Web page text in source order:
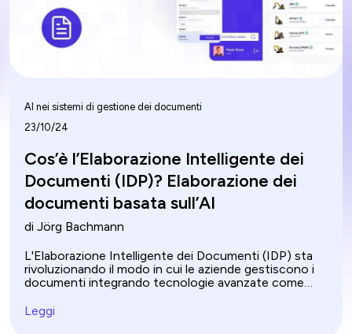
AI nei sistemi di gestione dei documenti
23/10/24
Cos’è l’Elaborazione Intelligente dei
Documenti (IDP)? Elaborazione dei
documenti basata sull’AI
di Jörg Bachmann
L'Elaborazione Intelligente dei Documenti (IDP) sta
rivoluzionando il modo in cui le aziende gestiscono i
documenti integrando tecnologie avanzate come
dell'elaborazione tradizionale dei documenti, che
spesso si basa sull'inserimento manuale e è soggetta
Leggi